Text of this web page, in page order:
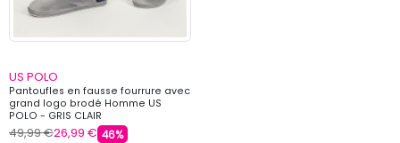
US POLO
Pantoufles en fausse fourrure avec
grand logo brodé Homme US
POLO - GRIS CLAIR
49,99 €26,99 € 46%